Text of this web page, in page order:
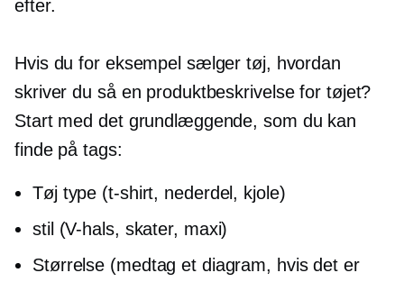
efter.
Hvis du for eksempel sælger tøj, hvordan
skriver du så en produktbeskrivelse for tøjet?
Start med det grundlæggende, som du kan
finde på tags:
Tøj type (t-shirt, nederdel, kjole)
stil (V-hals, skater, maxi)
Størrelse (medtag et diagram, hvis det er